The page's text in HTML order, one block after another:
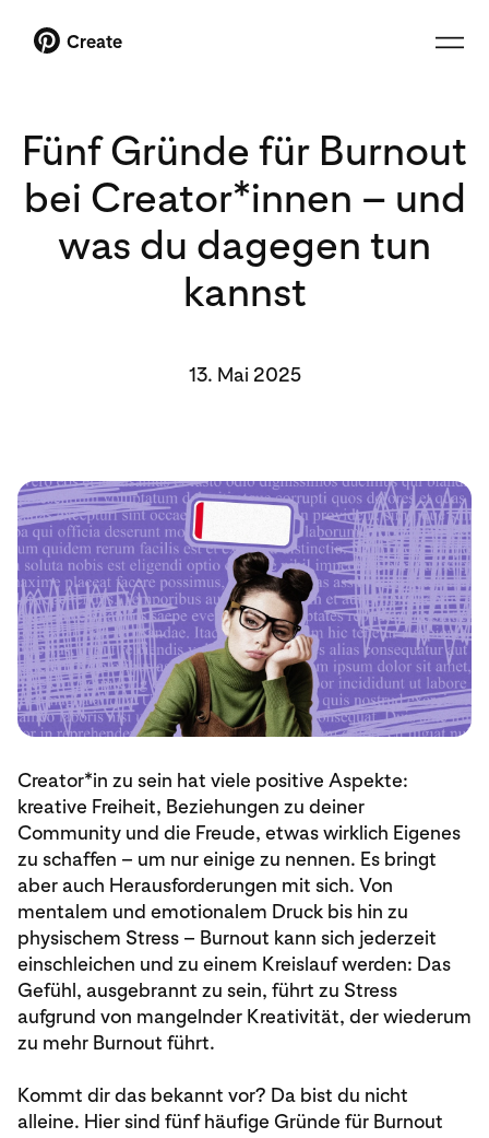
Create
Fünf Gründe für Burnout
bei Creator*innen – und
was du dagegen tun
kannst
13. Mai 2025
Creator*in zu sein hat viele positive Aspekte:
kreative Freiheit, Beziehungen zu deiner
Community und die Freude, etwas wirklich Eigenes
zu schaffen – um nur einige zu nennen. Es bringt
aber auch Herausforderungen mit sich. Von
mentalem und emotionalem Druck bis hin zu
physischem Stress – Burnout kann sich jederzeit
einschleichen und zu einem Kreislauf werden: Das
Gefühl, ausgebrannt zu sein, führt zu Stress
aufgrund von mangelnder Kreativität, der wiederum
zu mehr Burnout führt.
Kommt dir das bekannt vor? Da bist du nicht
alleine. Hier sind fünf häufige Gründe für Burnout